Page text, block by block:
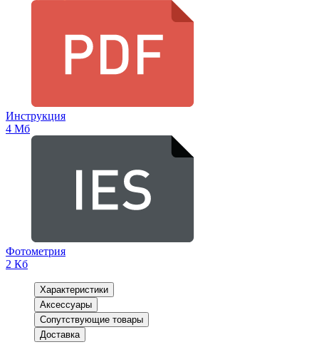
Инструкция
4 Мб
Фотометрия
2 Кб
Характеристики
Аксессуары
Сопутствующие товары
Доставка